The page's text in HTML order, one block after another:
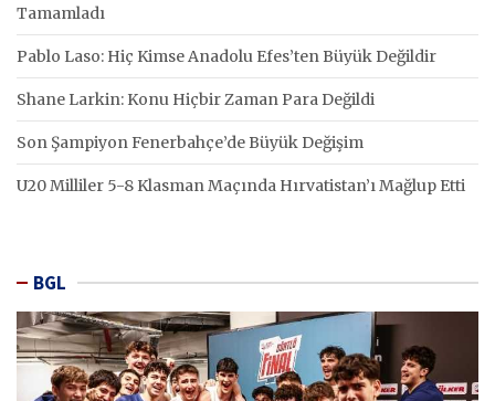
Tamamladı
Pablo Laso: Hiç Kimse Anadolu Efes’ten Büyük Değildir
Shane Larkin: Konu Hiçbir Zaman Para Değildi
Son Şampiyon Fenerbahçe’de Büyük Değişim
U20 Milliler 5-8 Klasman Maçında Hırvatistan’ı Mağlup Etti
BGL